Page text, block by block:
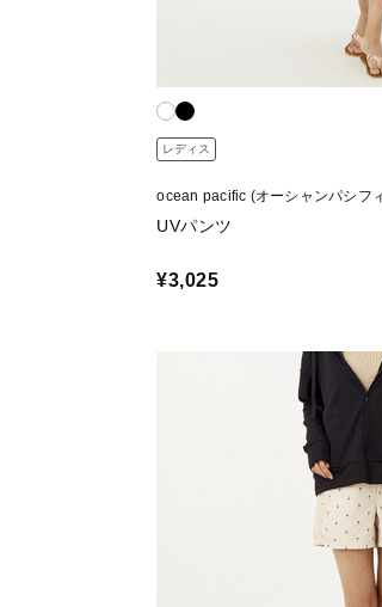
レディス
ocean pacific (オーシャンパシフ
UVパンツ
¥3,025